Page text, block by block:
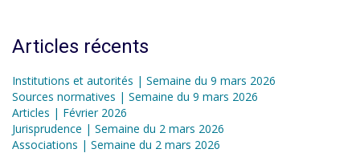
Articles récents
Institutions et autorités | Semaine du 9 mars 2026
Sources normatives | Semaine du 9 mars 2026
Articles | Février 2026
Jurisprudence | Semaine du 2 mars 2026
Associations | Semaine du 2 mars 2026